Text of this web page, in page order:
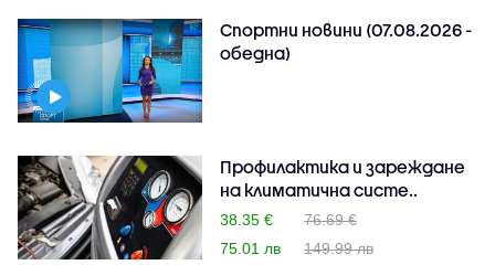
Спортни новини (07.08.2026 -
обедна)
Профилактика и зареждане
на климатична систе..
38.35 €
76.69 €
75.01 лв
149.99 лв